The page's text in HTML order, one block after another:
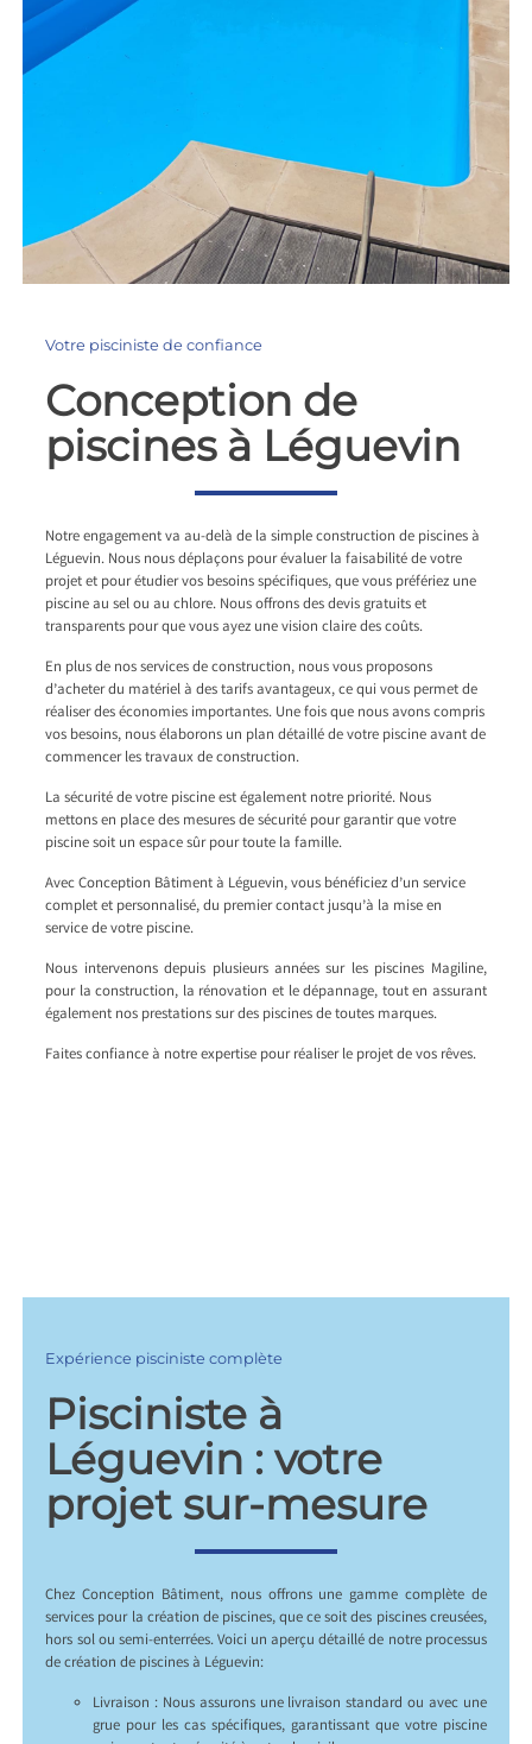
Votre pisciniste de confiance
Conception de
piscines à Léguevin
Notre engagement va au-delà de la simple construction de piscines à
Léguevin. Nous nous déplaçons pour évaluer la faisabilité de votre
projet et pour étudier vos besoins spécifiques, que vous préfériez une
piscine au sel ou au chlore. Nous offrons des devis gratuits et
transparents pour que vous ayez une vision claire des coûts.
En plus de nos services de construction, nous vous proposons
d’acheter du matériel à des tarifs avantageux, ce qui vous permet de
réaliser des économies importantes. Une fois que nous avons compris
vos besoins, nous élaborons un plan détaillé de votre piscine avant de
commencer les travaux de construction.
La sécurité de votre piscine est également notre priorité. Nous
mettons en place des mesures de sécurité pour garantir que votre
piscine soit un espace sûr pour toute la famille.
Avec Conception Bâtiment à Léguevin, vous bénéficiez d’un service
complet et personnalisé, du premier contact jusqu’à la mise en
service de votre piscine.
Nous intervenons depuis plusieurs années sur les piscines Magiline,
pour la construction, la rénovation et le dépannage, tout en assurant
également nos prestations sur des piscines de toutes marques.
Faites confiance à notre expertise pour réaliser le projet de vos rêves.
Expérience pisciniste complète
Pisciniste à
Léguevin : votre
projet sur-mesure
Chez Conception Bâtiment, nous offrons une gamme complète de
services pour la création de piscines, que ce soit des piscines creusées,
hors sol ou semi-enterrées. Voici un aperçu détaillé de notre processus
de création de piscines à Léguevin:
Livraison : Nous assurons une livraison standard ou avec une
grue pour les cas spécifiques, garantissant que votre piscine